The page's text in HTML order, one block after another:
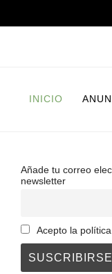
INICIO
Añade tu correo
newsletter
Acepto la